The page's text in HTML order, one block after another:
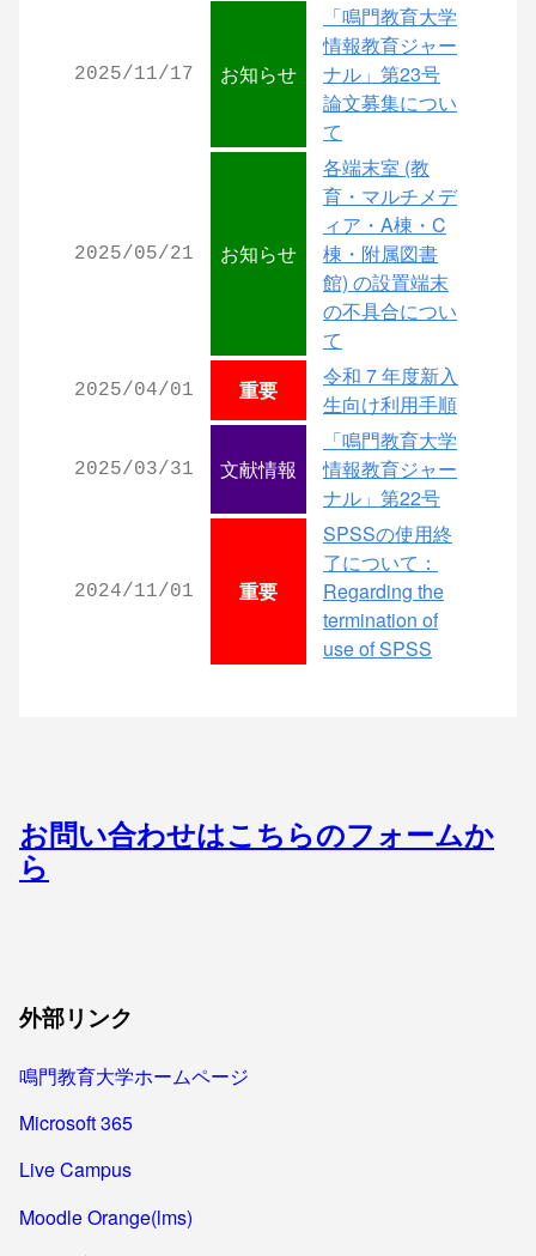
2025/11/17 お知らせ
「鳴門教育大学
情報教育ジャー
ナル」第23号
論文募集につい
て
2025/05/21 お知らせ
各端末室 (教
育・マルチメデ
ィア・A棟・C
棟・附属図書
館) の設置端末
の不具合につい
て
2025/04/01 重要
令和 7 年度新入
生向け利用手順
2025/03/31 文献情報
「鳴門教育大学
情報教育ジャー
ナル」第22号
2024/11/01 重要
SPSSの使用終
了について：
Regarding the
termination of
use of SPSS
お問い合わせはこちらのフォームか
ら
外部リンク
鳴門教育大学ホームページ
Microsoft 365
Live Campus
Moodle Orange(lms)